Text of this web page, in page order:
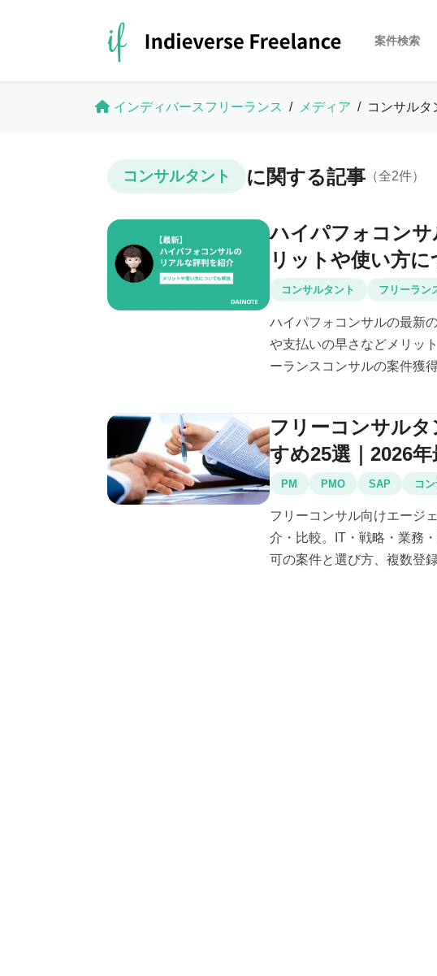
案件検索
インディバースフリーランス / メディア / コンサルタ
コンサルタント に関する記事 （全2件）
ハイパフォコン
リットや使い方
コンサルタント フリーラン
ハイパフォコンサルの最新
や支払いの早さなどメリッ
ーランスコンサルの案件獲
フリーコンサル
すめ25選｜2026年
PM PMO SAP コ
フリーコンサル向けエージ
介・比較。IT・戦略・業務
可の案件と選び方、複数登